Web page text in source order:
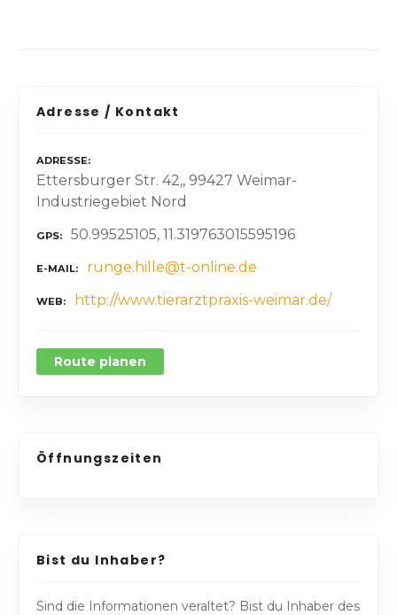
Adresse / Kontakt
ADRESSE
Ettersburger Str. 42,, 99427 Weimar-
Industriegebiet Nord
GPS 50.99525105, 11.319763015595196
E-MAIL runge.hille@t-online.de
WEB http://www.tierarztpraxis-weimar.de/
Route planen
Öffnungszeiten
Bist du Inhaber?
Sind die Informationen veraltet? Bist du Inhaber des